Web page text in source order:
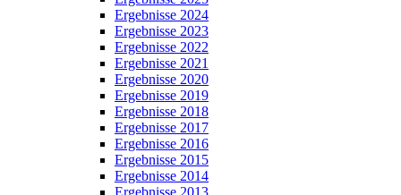
Ergebnisse 2024
Ergebnisse 2023
Ergebnisse 2022
Ergebnisse 2021
Ergebnisse 2020
Ergebnisse 2019
Ergebnisse 2018
Ergebnisse 2017
Ergebnisse 2016
Ergebnisse 2015
Ergebnisse 2014
Ergebnisse 2013